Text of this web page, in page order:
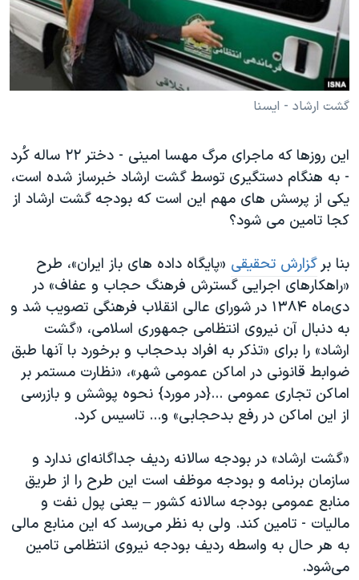
فرهنگ و زندگی
حقوق شهروندی
اقتصادی
علم و فناوری
گالری عکس
آرشیو پخش زنده
مستندها
انتخابات ریاست جمهوری آمریکا ۲۰۲۴
حمله جمهوری اسلامی به اسرائیل
رمز مهسا
اعتراضات زن، زندگی، آزادی
مجموعه مستندهای دادخواهی
تریبونال مردمی آبان ۹۸
چهل سال گروگان‌گیری
قانون شفافیت دارائی کادر رهبری ایران
اعتراضات مردمی آبان ۹۸
اسرائیل در جنگ
نرگس محمدی برنده جایزه نوبل صلح
همایش محافظه‌کاران آمریکا «سی‌پک»
سفر پرزیدنت ترامپ به چین
دنبال کنید
گشت ارشاد - ایسنا
این روزها که ماجرای مرگ مهسا امینی - دختر ۲۲ ساله کُرد
- به هنگام دستگیری توسط گشت ارشاد خبرساز شده است،
یکی از پرسش های مهم این است که بودجه گشت ارشاد از
کجا تامین می شود؟
بنا برگزارش تحقیقی «پایگاه داده های باز ایران»، طرح
«راهکارهای اجرایی گسترش فرهنگ حجاب و عفاف» در
دی‌ماه ۱۳۸۴ در شورای عالی انقلاب فرهنگی تصویب شد و
به دنبال آن نیروی انتظامی جمهوری اسلامی، «گشت
ارشاد» را برای «تذکر به افراد بدحجاب و برخورد با آنها طبق
ضوابط قانونی در اماکن عمومی شهر»، «نظارت مستمر بر
اماکن تجاری عمومی ...{در مورد} نحوه پوشش و بازرسی
از این اماکن در رفع بدحجابی» و... تاسیس کرد.
«گشت ارشاد» در بودجه سالانه ردیف جداگانه‌ای ندارد و
سازمان برنامه و بودجه موظف است این طرح را از طریق
منابع عمومی بودجه سالانه کشور – یعنی پول نفت و
مالیات - تامین کند. ولی به نظر می‌رسد که این منابع مالی
به هر حال به واسطه ردیف بودجه نیروی انتظامی تامین
می‌شود.